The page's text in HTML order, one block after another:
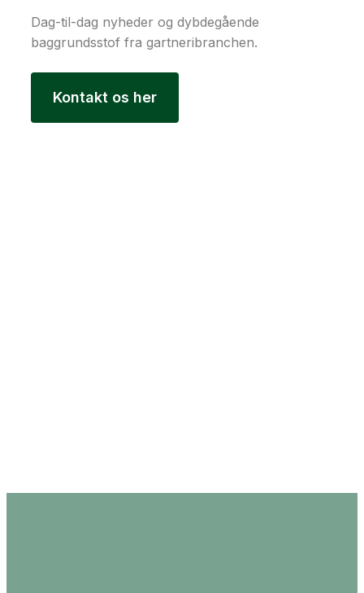
Dag-til-dag nyheder og dybdegående
baggrundsstof fra gartneribranchen.
Kontakt os her